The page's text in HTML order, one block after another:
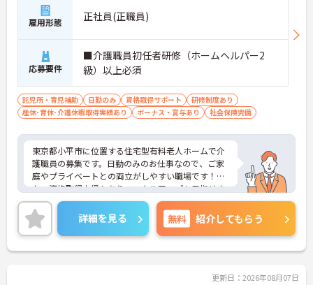
雇用形態 正社員(正職員)
応募要件
■介護職員初任者研修（ホームヘルパー2
級）以上必須
託児所・育児補助 日勤のみ 資格取得サポート
研修制度あり
産休･育休･介護休暇取得実績あり
ボーナス・賞与あり 社会保険完備
東京都小平市に位置する住宅型有料老人ホームで介
護職員の募集です。日勤のみのお仕事なので、ご家
庭やプライベートとの両立がしやすい職場です！ま
た、資格取得支援もあり、スキルアップも目指せま
す♪ご興味のある方はご面接のポイントお伝えしま
すのでご気軽にお問い合わせください。
詳細を見る 無料 紹介してもらう
更新日：2026年08月07日